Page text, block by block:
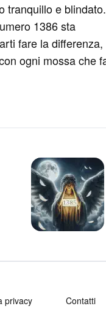
tranquillo e blindato.
1386 sta
fare la differenza,
ogni mossa che
privacy Contatti